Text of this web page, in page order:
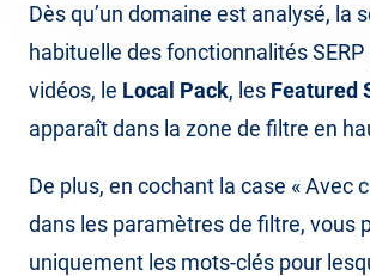
Dès qu’un domaine est analysé, la
habituelle des fonctionnalités
vidéos, le Local Pack, les Featured
apparaît dans la zone de filtre en
De plus, en cochant la case « Avec
dans les paramètres de filtre, vous
uniquement les mots-clés pour